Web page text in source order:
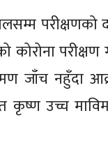
जाँच नहुँदा
कृष्ण उच्च